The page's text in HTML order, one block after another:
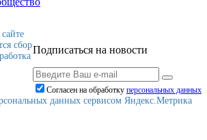
Подписаться на новости
Согласен на обработку персональныx данных
сбор
данных сервисом Яндекс.Метрика